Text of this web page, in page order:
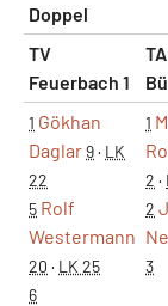
Doppel
TV
Feuerbach 1
1 Gökhan
Daglar9· LK
22
5 Rolf
Westermann
20 · LK 25
6
1
2 ·
2
3